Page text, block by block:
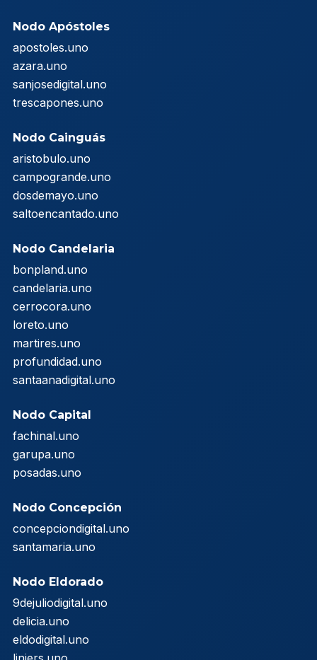
Nodo Apóstoles
apostoles.uno
azara.uno
sanjosedigital.uno
trescapones.uno
Nodo Cainguás
aristobulo.uno
campogrande.uno
dosdemayo.uno
saltoencantado.uno
Nodo Candelaria
bonpland.uno
candelaria.uno
cerrocora.uno
loreto.uno
martires.uno
profundidad.uno
santaanadigital.uno
Nodo Capital
fachinal.uno
garupa.uno
posadas.uno
Nodo Concepción
concepciondigital.uno
santamaria.uno
Nodo Eldorado
9dejuliodigital.uno
delicia.uno
eldodigital.uno